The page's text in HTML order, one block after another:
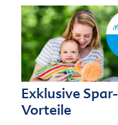
Exklusive Spar-
Vorteile